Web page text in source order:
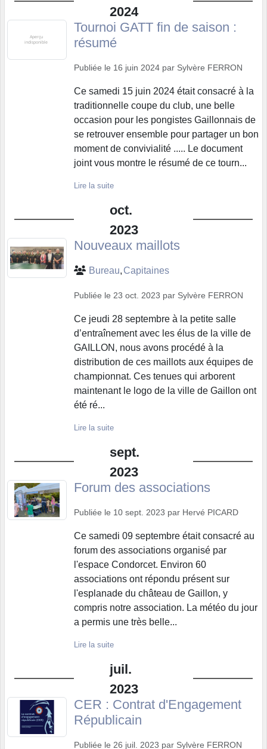
2024
Tournoi GATT fin de saison :
résumé
Publiée le 16 juin 2024 par Sylvère FERRON
Ce samedi 15 juin 2024 était consacré à la
traditionnelle coupe du club, une belle
occasion pour les pongistes Gaillonnais de
se retrouver ensemble pour partager un bon
moment de convivialité ..... Le document
joint vous montre le résumé de ce tourn...
Lire la suite
oct.
2023
Nouveaux maillots
Bureau Capitaines
Publiée le 23 oct. 2023 par Sylvère FERRON
Ce jeudi 28 septembre à la petite salle
d’entraînement avec les élus de la ville de
GAILLON, nous avons procédé à la
distribution de ces maillots aux équipes de
championnat. Ces tenues qui arborent
maintenant le logo de la ville de Gaillon ont
été ré...
Lire la suite
sept.
2023
Forum des associations
Publiée le 10 sept. 2023 par Hervé PICARD
Ce samedi 09 septembre était consacré au
forum des associations organisé par
l'espace Condorcet. Environ 60
associations ont répondu présent sur
l'esplanade du château de Gaillon, y
compris notre association. La météo du jour
a permis une très belle...
Lire la suite
juil.
2023
CER : Contrat d'Engagement
Républicain
Publiée le 26 juil. 2023 par Sylvère FERRON